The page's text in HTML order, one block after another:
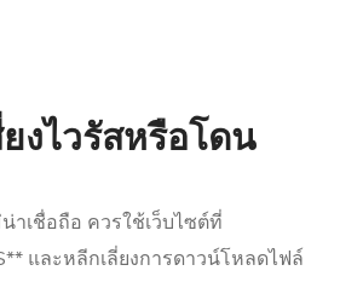
ยงไวรัสหรือโดน
าเชื่อถือ ควรใช้เว็บไซต์ที่
และหลีกเลี่ยงการดาวน์โหลดไฟล์